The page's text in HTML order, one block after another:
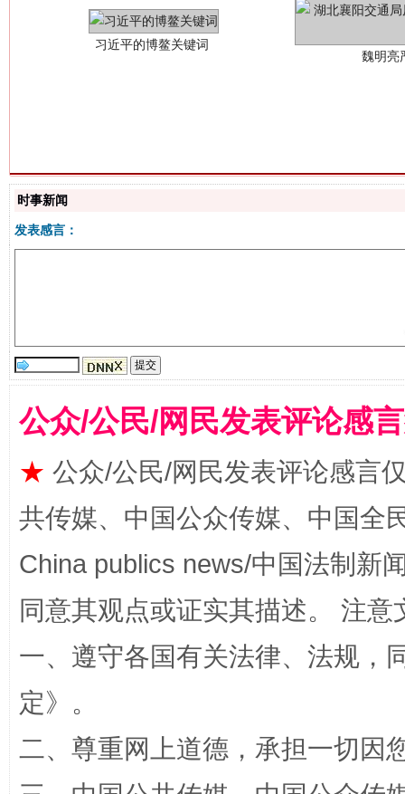
生
揭批美国五大"原罪" "炒
解纷+调解+退费，一次搞定
时事新闻
发表感言：
公众/公民/网民发表评论感
★ 公众/公民/网民发表评论感言
共传媒、中国公众传媒、中国全
China publics news/中国法制新
同意其观点或证实其描述。 注
一、遵守各国有关法律、法规，
定》。
二、尊重网上道德，承担一切因